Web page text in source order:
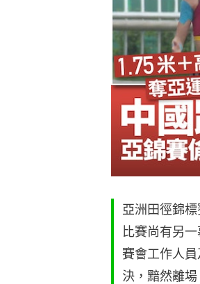
亞洲田徑錦
比賽尚有另
賽會工作人
決，黯然離場